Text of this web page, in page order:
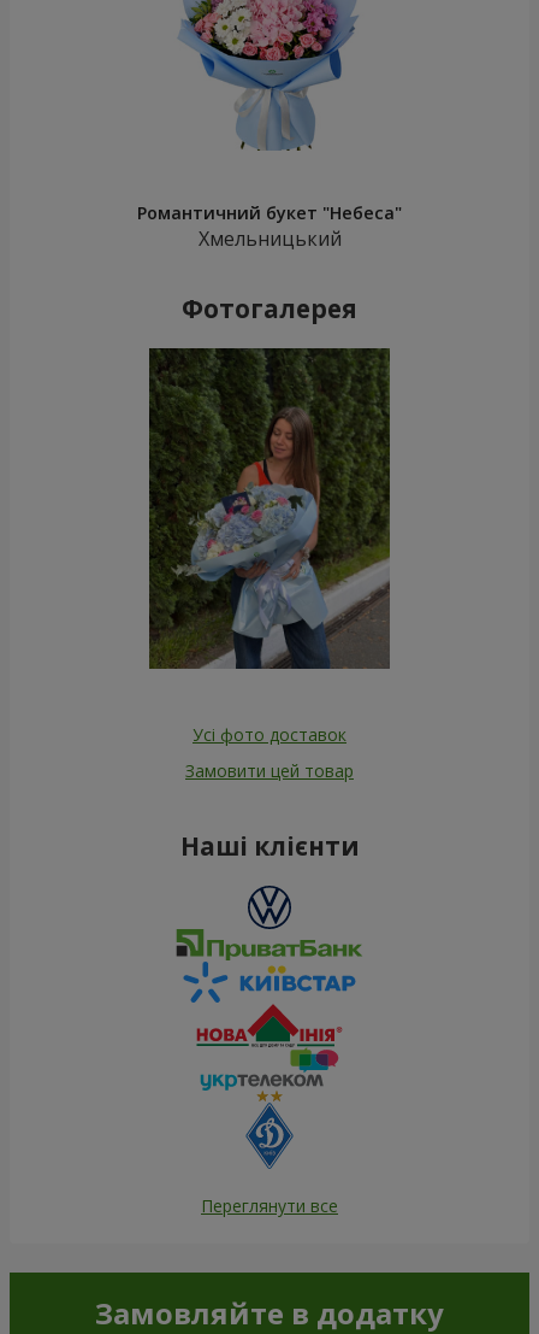
Романтичний букет "Небеса"
Хмельницький
Фотогалерея
Усі фото доставок
Замовити цей товар
Наші клієнти
Переглянути все
Замовляйте в додатку